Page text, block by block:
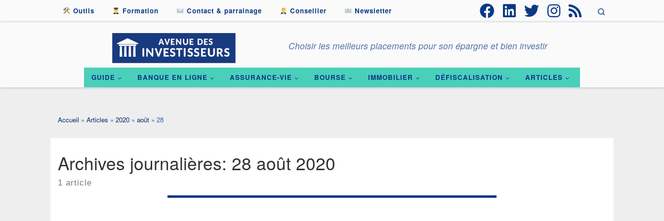
Passer au contenuOutils Formation Contact & parrainage Conseiller Newsletter
Choisir les meilleurs placements pour son épargne et bien investir
GUIDE BANQUE EN LIGNE ASSURANCE-VIE BOURSE IMMOBILIER DÉFISCALISATION ARTICLES
Accueil » Articles » 2020 » août » 28
Archives journalières: 28 août 2020
1 article